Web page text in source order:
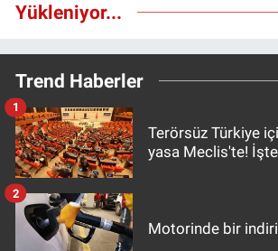
Yükleniyor...
Trend Haberler
Terörsüz Türkiye
yasa Meclis'te!
1
Motorinde bir
2